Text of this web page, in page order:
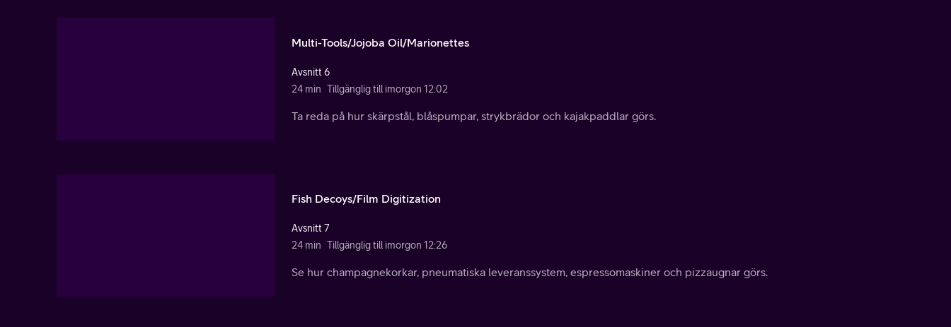
Multi-Tools/Jojoba Oil/Marionettes
Avsnitt 6
24 min Tillgänglig till imorgon 12:02
Ta reda på hur skärpstål, blåspumpar, strykbrädor och kajakpaddlar görs.
Fish Decoys/Film Digitization
Avsnitt 7
24 min Tillgänglig till imorgon 12:26
Se hur champagnekorkar, pneumatiska leveranssystem, espressomaskiner och pizzaugnar görs.